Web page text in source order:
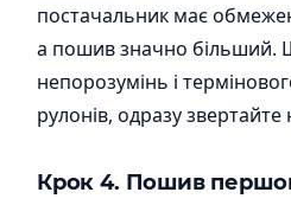
постачальник має
а пошив значно більший.
непорозумінь і
рулонів, одразу звертайте
Крок 4. Пошив